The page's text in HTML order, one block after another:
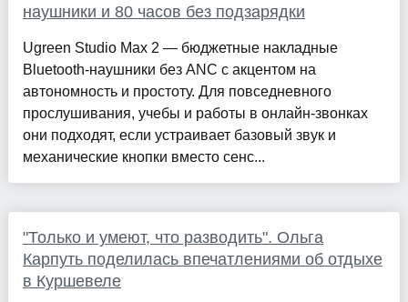
наушники и 80 часов без подзарядки
Ugreen Studio Max 2 — бюджетные накладные
Bluetooth-наушники без ANC с акцентом на
автономность и простоту. Для повседневного
прослушивания, учебы и работы в онлайн-звонках
они подходят, если устраивает базовый звук и
механические кнопки вместо сенс...
"Только и умеют, что разводить". Ольга
Карпуть поделилась впечатлениями об отдыхе
в Куршевеле